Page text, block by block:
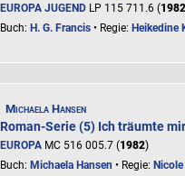
EUROPA JUGEND LP 115 711.6 (1982
Buch: H. G. Francis • Regie: Heikedine
Michaela Hansen
Roman-Serie (5) Ich träumte
EUROPA MC 516 005.7 (1982)
Buch: Michaela Hansen • Regie: